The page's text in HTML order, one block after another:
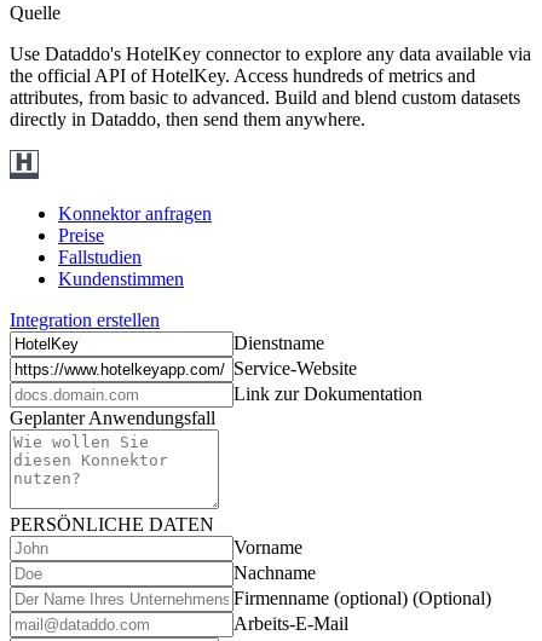
Quelle
Use Dataddo's HotelKey connector to explore any data available via
the official API of HotelKey. Access hundreds of metrics and
attributes, from basic to advanced. Build and blend custom datasets
directly in Dataddo, then send them anywhere.
Konnektor anfragen
Preise
Fallstudien
Kundenstimmen
Integration erstellen
Dienstname
Service-Website
Link zur Dokumentation
Geplanter Anwendungsfall
PERSÖNLICHE DATEN
Vorname
Nachname
Firmenname (optional) (Optional)
Arbeits-E-Mail